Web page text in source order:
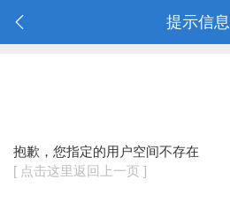
提示信息
抱歉，您指定的用户空间不存在
[ 点击这里返回上一页 ]